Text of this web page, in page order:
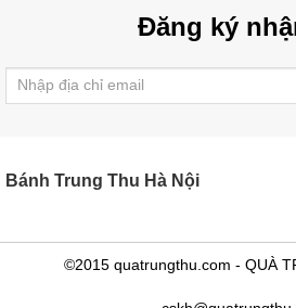
Đăng ký
Bánh Trung Thu Hà Nội
©2015 quatrungthu.com - QUÀ